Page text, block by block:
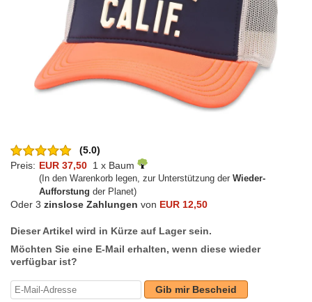
(5.0)
Preis: EUR 37,50 1 x Baum
(In den Warenkorb legen, zur Unterstützung der Wieder-
Aufforstung der Planet)
Oder 3 zinslose Zahlungen von EUR 12,50
Dieser Artikel wird in Kürze auf Lager sein.
Möchten Sie eine E-Mail erhalten, wenn diese wieder
verfügbar ist?
Gib mir Bescheid